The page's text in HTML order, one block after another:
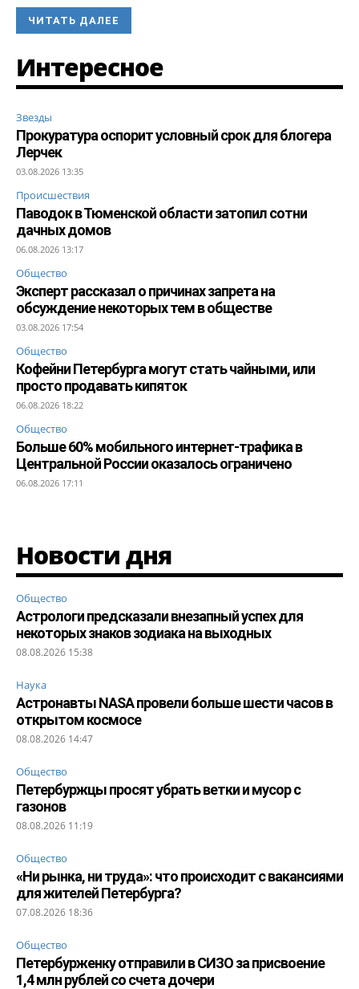
ЧИТАТЬ ДАЛЕЕ
Интересное
Звезды
Прокуратура оспорит условный срок для блогера
Лерчек
03.08.2026 13:35
Происшествия
Паводок в Тюменской области затопил сотни
дачных домов
06.08.2026 13:17
Общество
Эксперт рассказал о причинах запрета на
обсуждение некоторых тем в обществе
03.08.2026 17:54
Общество
Кофейни Петербурга могут стать чайными, или
просто продавать кипяток
06.08.2026 18:22
Общество
Больше 60% мобильного интернет-трафика в
Центральной России оказалось ограничено
06.08.2026 17:11
Новости дня
Общество
Астрологи предсказали внезапный успех для
некоторых знаков зодиака на выходных
08.08.2026 15:38
Наука
Астронавты NASA провели больше шести часов в
открытом космосе
08.08.2026 14:47
Общество
Петербуржцы просят убрать ветки и мусор с
газонов
08.08.2026 11:19
Общество
«Ни рынка, ни труда»: что происходит с вакансиями
для жителей Петербурга?
07.08.2026 18:36
Общество
Петербурженку отправили в СИЗО за присвоение
1,4 млн рублей со счета дочери